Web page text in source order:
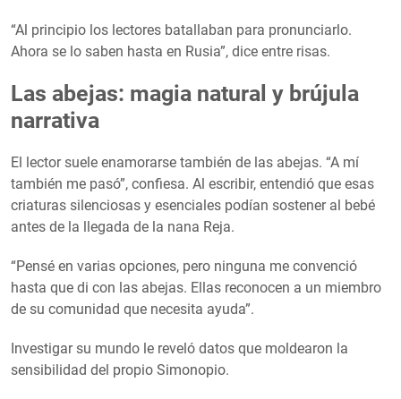
“Al principio los lectores batallaban para pronunciarlo.
Ahora se lo saben hasta en Rusia”, dice entre risas.
Las abejas: magia natural y brújula
narrativa
El lector suele enamorarse también de las abejas. “A mí
también me pasó”, confiesa. Al escribir, entendió que esas
criaturas silenciosas y esenciales podían sostener al bebé
antes de la llegada de la nana Reja.
“Pensé en varias opciones, pero ninguna me convenció
hasta que di con las abejas. Ellas reconocen a un miembro
de su comunidad que necesita ayuda”.
Investigar su mundo le reveló datos que moldearon la
sensibilidad del propio Simonopio.